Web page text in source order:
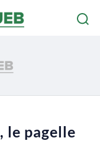
le pagelle